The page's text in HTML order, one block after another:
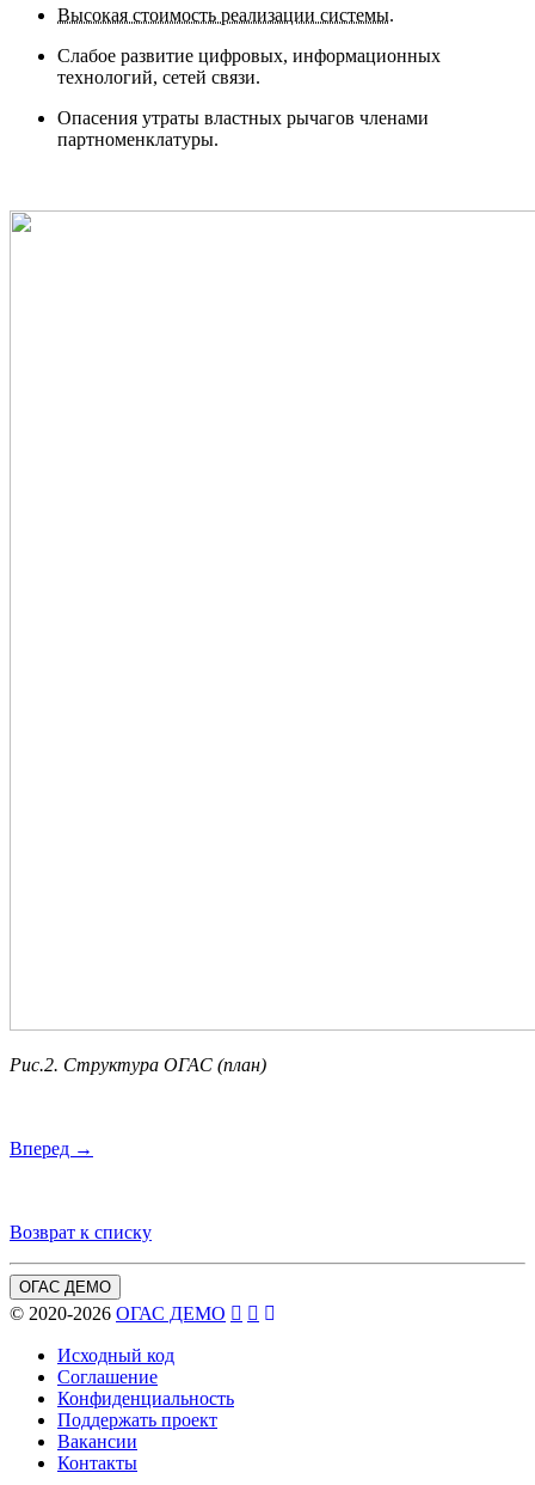
Высокая стоимость реализации системы.
Слабое развитие цифровых, информационных
технологий, сетей связи.
Опасения утраты властных рычагов членами
партноменклатуры.
Рис.2. Структура ОГАС (план)
Вперед →
Возврат к списку
ОГАС ДЕМО
© 2020-2026 ОГАС ДЕМО
Исходный код
Соглашение
Конфиденциальность
Поддержать проект
Вакансии
Контакты